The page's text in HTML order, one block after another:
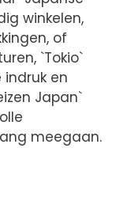
winkelen,
of
`Tokio`
en
Japan`
meegaan.